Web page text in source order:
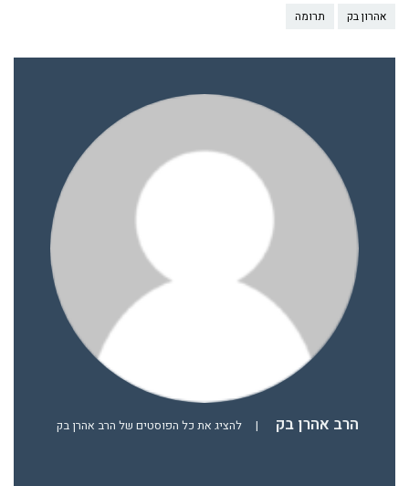
אהרון בק תרומה
הרב אהרן בק | להציג את כל הפוסטים של הרב אהרן בק